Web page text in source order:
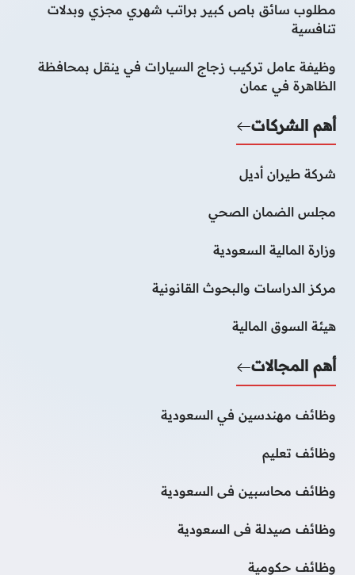
مطلوب سائق باص كبير براتب شهري مجزي وبدلات
تنافسية
وظيفة عامل تركيب زجاج السيارات في ينقل بمحافظة
الظاهرة في عمان
أهم الشركات
شركة طيران أديل
مجلس الضمان الصحي
وزارة المالية السعودية
مركز الدراسات والبحوث القانونية
هيئة السوق المالية
أهم المجالات
وظائف مهندسين في السعودية
وظائف تعليم
وظائف محاسبين فى السعودية
وظائف صيدلة فى السعودية
وظائف حكومية